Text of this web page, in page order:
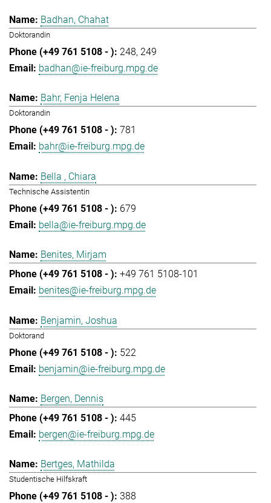
Badhan, Chahat
Doktorandin
248 249
badhan@ie-freiburg.mpg.de
Bahr, Fenja Helena
Doktorandin
781
bahr@ie-freiburg.mpg.de
Bella , Chiara
Technische Assistentin
679
bella@ie-freiburg.mpg.de
Benites, Mirjam
+49 761 5108-101
benites@ie-freiburg.mpg.de
Benjamin, Joshua
Doktorand
522
benjamin@ie-freiburg.mpg.de
Bergen, Dennis
445
bergen@ie-freiburg.mpg.de
Bertges, Mathilda
Studentische Hilfskraft
388